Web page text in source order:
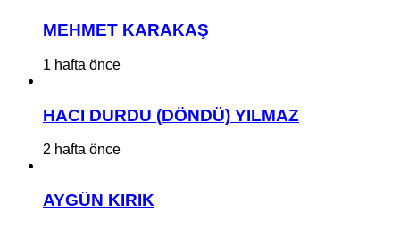
MEHMET KARAKAŞ
1 hafta önce
HACI DURDU (DÖNDÜ) YILMAZ
2 hafta önce
AYGÜN KIRIK